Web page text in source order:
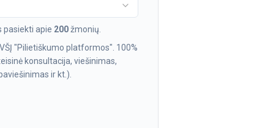
pasiekti apie 200žmonių.
"Pilietiškumo platformos". 100%
konsultacija, viešinimas,
ir kt.).